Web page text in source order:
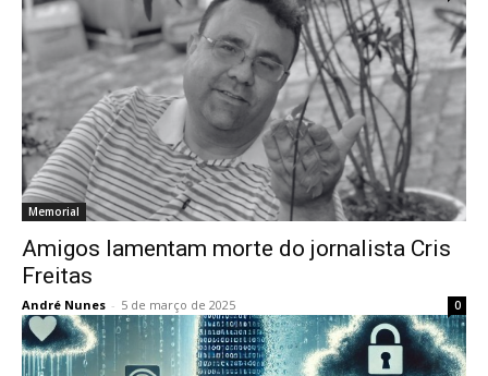
Memorial
Amigos lamentam morte do jornalista Cris
Freitas
André Nunes - 5 de março de 2025 0